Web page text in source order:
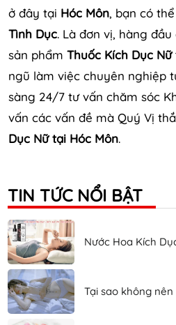
ở đây tại Hóc Môn, bạn có
Tình Dục. Là đơn vị, hàng
sản phẩm Thuốc Kích Dục
ngũ làm việc chuyên nghiệp
sàng 24/7 tư vấn chăm sóc
vấn các vấn đề mà Quý Vị
Dục Nữ tại Hóc Môn.
TIN TỨC NỔI BẬT
Nước Hoa Kích
Tại sao không